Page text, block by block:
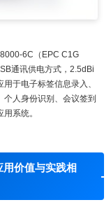
6C（EPC C1G
通讯供电方式，2.5dBi
于电子标签信息录入、
个人身份识别、会议签到
系统。
价值与实践相